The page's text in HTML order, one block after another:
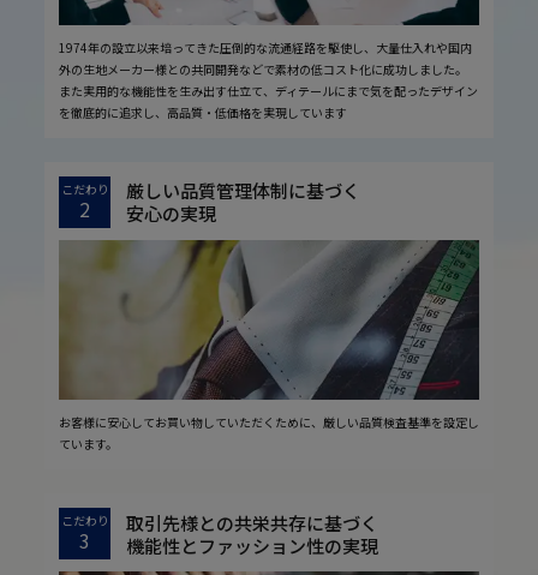
1974年の設立以来培ってきた圧倒的な流通経路を駆使し、大量仕入れや国内
外の生地メーカー様との共同開発などで素材の低コスト化に成功しました。
また実用的な機能性を生み出す仕立て、ディテールにまで気を配ったデザイン
を徹底的に追求し、高品質・低価格を実現しています
こだわり
2
厳しい品質管理体制に基づく
安心の実現
お客様に安心してお買い物していただくために、厳しい品質検査基準を設定し
ています。
こだわり
3
取引先様との共栄共存に基づく
機能性とファッション性の実現